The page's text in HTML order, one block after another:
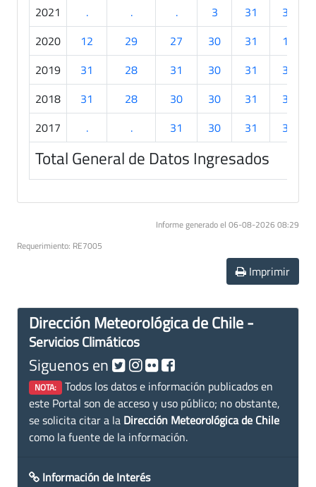
2021
. . . 3 31
30
2020
12 29 27 30 31
11
2019
31 28 31 30 31
30
2018
31 28 30 30 31
30
2017
. . 31 30 31 30
Total General de Datos Ingresados
Informe generado el 06-08-2026 08:29
Requerimiento: RE7005
Imprimir
Dirección Meteorológica de Chile -
Servicios Climáticos
Siguenos en
NOTA: Todos los datos e información publicados en
este Portal son de acceso y uso público; no obstante,
se solicita citar a la Dirección Meteorológica de Chile
como la fuente de la información.
Información de Interés